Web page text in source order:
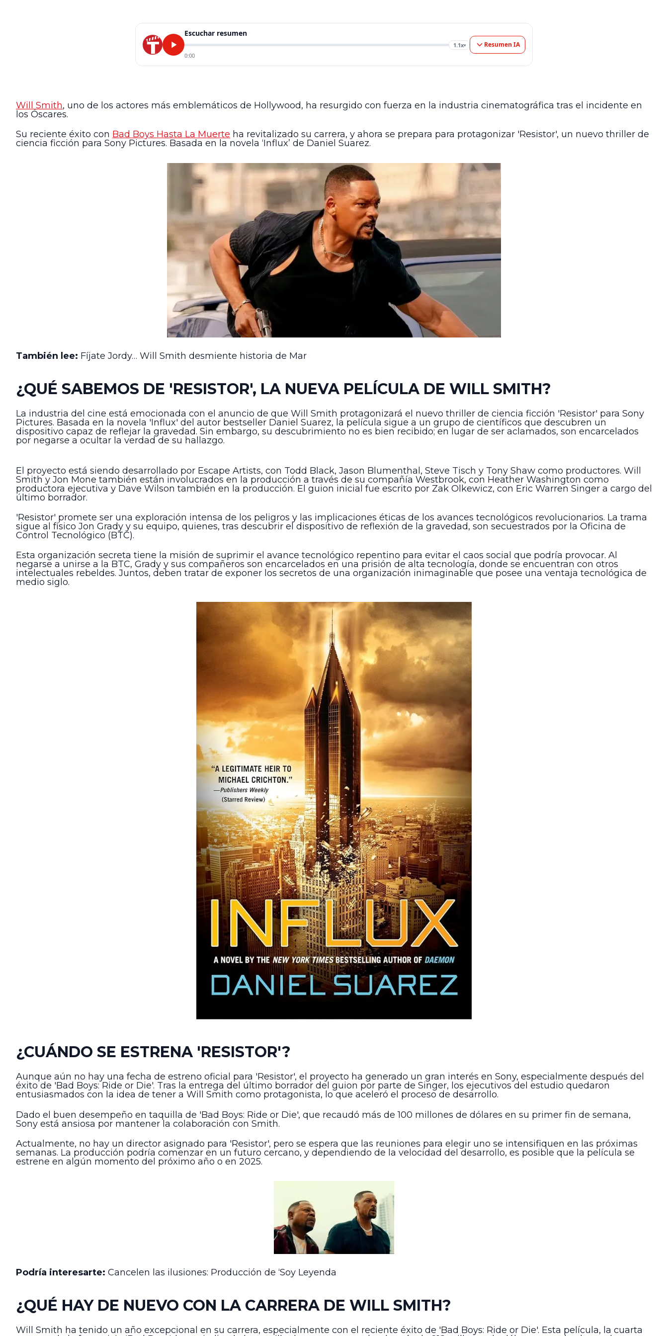
Escuchar resumen
1.1x▾
0:00
Resumen IA
Will Smith, uno de los actores más emblemáticos de Hollywood, ha resurgido con fuerza en la industria cinematográfica tras el incidente en
los Óscares.
Su reciente éxito con Bad Boys Hasta La Muerte ha revitalizado su carrera, y ahora se prepara para protagonizar 'Resistor', un nuevo thriller de
ciencia ficción para Sony Pictures. Basada en la novela ‘Influx’ de Daniel Suarez.
También lee: Fíjate Jordy… Will Smith desmiente historia de Mar
¿QUÉ SABEMOS DE 'RESISTOR', LA NUEVA PELÍCULA DE WILL SMITH?
La industria del cine está emocionada con el anuncio de que Will Smith protagonizará el nuevo thriller de ciencia ficción 'Resistor' para Sony
Pictures. Basada en la novela 'Influx' del autor bestseller Daniel Suarez, la película sigue a un grupo de científicos que descubren un
dispositivo capaz de reflejar la gravedad. Sin embargo, su descubrimiento no es bien recibido; en lugar de ser aclamados, son encarcelados
por negarse a ocultar la verdad de su hallazgo.
El proyecto está siendo desarrollado por Escape Artists, con Todd Black, Jason Blumenthal, Steve Tisch y Tony Shaw como productores. Will
Smith y Jon Mone también están involucrados en la producción a través de su compañía Westbrook, con Heather Washington como
productora ejecutiva y Dave Wilson también en la producción. El guion inicial fue escrito por Zak Olkewicz, con Eric Warren Singer a cargo del
último borrador.
'Resistor' promete ser una exploración intensa de los peligros y las implicaciones éticas de los avances tecnológicos revolucionarios. La trama
sigue al físico Jon Grady y su equipo, quienes, tras descubrir el dispositivo de reflexión de la gravedad, son secuestrados por la Oficina de
Control Tecnológico (BTC).
Esta organización secreta tiene la misión de suprimir el avance tecnológico repentino para evitar el caos social que podría provocar. Al
negarse a unirse a la BTC, Grady y sus compañeros son encarcelados en una prisión de alta tecnología, donde se encuentran con otros
intelectuales rebeldes. Juntos, deben tratar de exponer los secretos de una organización inimaginable que posee una ventaja tecnológica de
medio siglo.
¿CUÁNDO SE ESTRENA 'RESISTOR'?
Aunque aún no hay una fecha de estreno oficial para 'Resistor', el proyecto ha generado un gran interés en Sony, especialmente después del
éxito de 'Bad Boys: Ride or Die'. Tras la entrega del último borrador del guion por parte de Singer, los ejecutivos del estudio quedaron
entusiasmados con la idea de tener a Will Smith como protagonista, lo que aceleró el proceso de desarrollo.
Dado el buen desempeño en taquilla de 'Bad Boys: Ride or Die', que recaudó más de 100 millones de dólares en su primer fin de semana,
Sony está ansiosa por mantener la colaboración con Smith.
Actualmente, no hay un director asignado para 'Resistor', pero se espera que las reuniones para elegir uno se intensifiquen en las próximas
semanas. La producción podría comenzar en un futuro cercano, y dependiendo de la velocidad del desarrollo, es posible que la película se
estrene en algún momento del próximo año o en 2025.
Podría interesarte: Cancelen las ilusiones: Producción de ‘Soy Leyenda
¿QUÉ HAY DE NUEVO CON LA CARRERA DE WILL SMITH?
Will Smith ha tenido un año excepcional en su carrera, especialmente con el reciente éxito de 'Bad Boys: Ride or Die'. Esta película, la cuarta